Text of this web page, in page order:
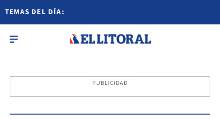
TEMAS DEL DÍA:
PUBLICIDAD